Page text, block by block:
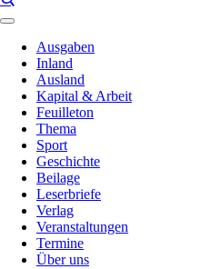
Ausgaben
Inland
Ausland
Kapital & Arbeit
Feuilleton
Thema
Sport
Geschichte
Beilage
Leserbriefe
Verlag
Veranstaltungen
Termine
Über uns